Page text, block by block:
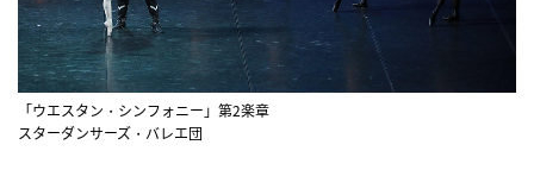
「ウエスタン・シンフォニー」第2楽章
スターダンサーズ・バレエ団